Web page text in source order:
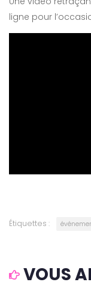
ligne pour
Étiquettes :
VOUS